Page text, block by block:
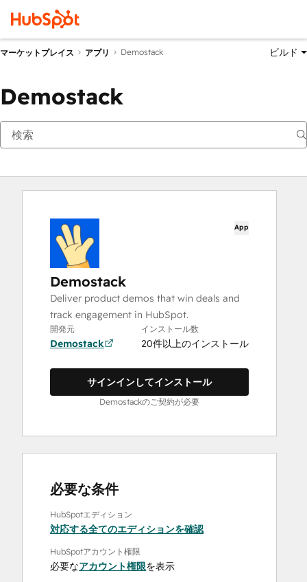
マーケットプレイス アプリ Demostack ビルド
Demostack
App
Demostack
Deliver product demos that win deals and
track engagement in HubSpot.
開発元
Demostack
インストール数
20件以上のインストール
サインインしてインストール
Demostackのご契約が必要
必要な条件
HubSpotエディション
対応する全てのエディションを確認
HubSpotアカウント権限
必要なアカウント権限を表示